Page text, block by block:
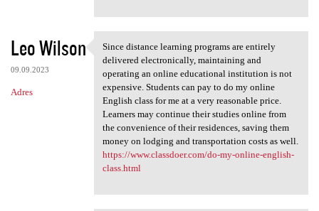
Leo Wilson
09.09.2023
Adres
Since distance learning
Since distance learning programs are entirely
delivered electronically, maintaining and
operating an online educational institution is not
expensive. Students can pay to do my online
English class for me at a very reasonable price.
Learners may continue their studies online from
the convenience of their residences, saving them
money on lodging and transportation costs as well.
https://www.classdoer.com/do-my-online-english-
class.html